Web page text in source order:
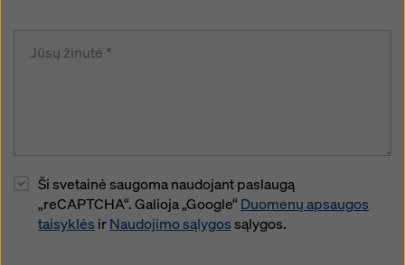
Ši svetainė saugoma naudojant paslaugą
„reCAPTCHA“. Galioja „Google“Duomenų apsaugos
taisyklės irNaudojimo sąlygossąlygos.